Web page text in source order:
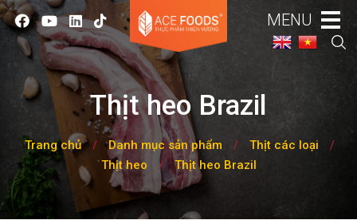
MENU
Thịt heo Brazil
Trang chủ / Danh mục sản phẩm / Thịt các loại
/
Thịt heo
/ Thịt heo Brazil